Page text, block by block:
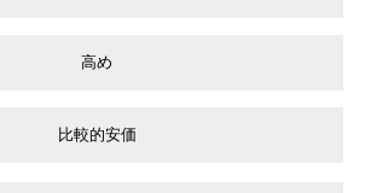
高め
比較的安価